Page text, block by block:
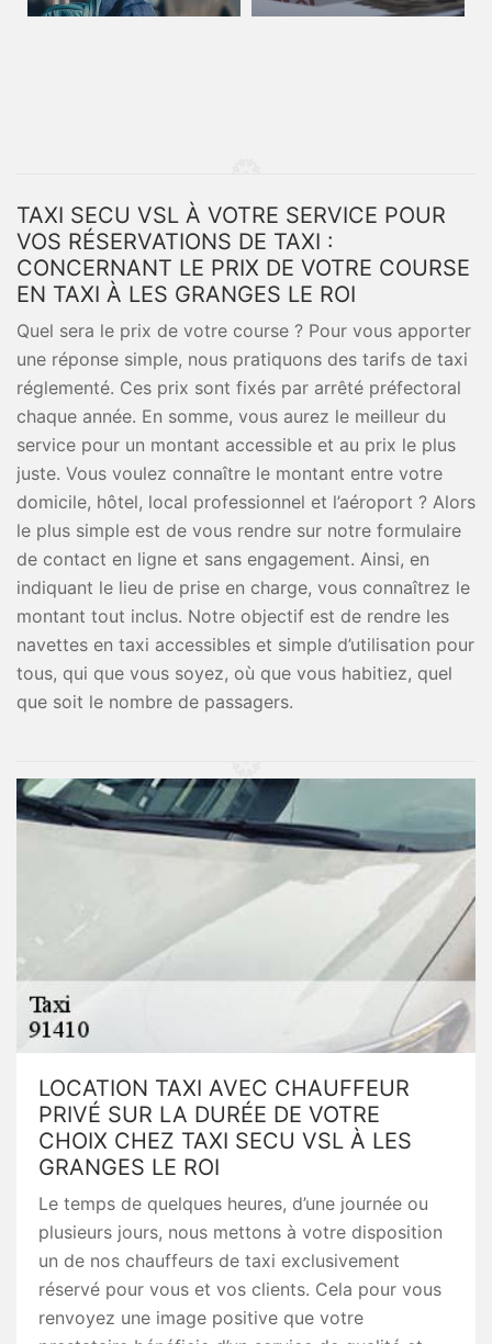
TAXI SECU VSL À VOTRE SERVICE POUR
VOS RÉSERVATIONS DE TAXI :
CONCERNANT LE PRIX DE VOTRE COURSE
EN TAXI À LES GRANGES LE ROI
Quel sera le prix de votre course ? Pour vous apporter
une réponse simple, nous pratiquons des tarifs de taxi
réglementé. Ces prix sont fixés par arrêté préfectoral
chaque année. En somme, vous aurez le meilleur du
service pour un montant accessible et au prix le plus
juste. Vous voulez connaître le montant entre votre
domicile, hôtel, local professionnel et l’aéroport ? Alors
le plus simple est de vous rendre sur notre formulaire
de contact en ligne et sans engagement. Ainsi, en
indiquant le lieu de prise en charge, vous connaîtrez le
montant tout inclus. Notre objectif est de rendre les
navettes en taxi accessibles et simple d’utilisation pour
tous, qui que vous soyez, où que vous habitiez, quel
que soit le nombre de passagers.
LOCATION TAXI AVEC CHAUFFEUR
PRIVÉ SUR LA DURÉE DE VOTRE
CHOIX CHEZ TAXI SECU VSL À LES
GRANGES LE ROI
Le temps de quelques heures, d’une journée ou
plusieurs jours, nous mettons à votre disposition
un de nos chauffeurs de taxi exclusivement
réservé pour vous et vos clients. Cela pour vous
renvoyez une image positive que votre